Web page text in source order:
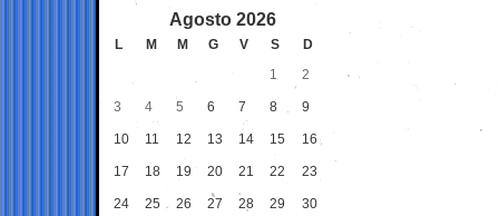
Agosto 2026
L M M G V S
D
1
2
3 4 5 6 7 8 9
10 11 12 13 14 15 16
17 18 19 20 21 22 23
24 25 26 27 28 29 30